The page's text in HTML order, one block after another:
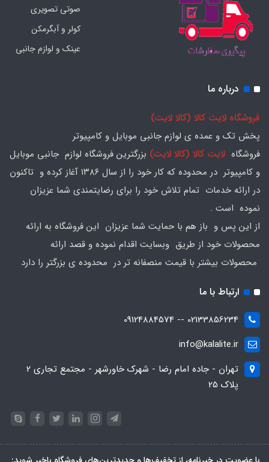
صوتی تصویری
کولر و آبگرمکن
عینک و لوازم جانبی
درباره ما
فروشگاه لایت کالا (کالا لایت)
پخش تک و عمده ی لوازم جانبی موبایل و کامپیوتر
فروشگاه لایت کالا (کالا لایت) بزرگترین فروشگاه لوازم جانبی موبایل
و کامپیوتر در محدوده که کار خود را از سال ۱۳۸۶ آغاز کرده و تاکنون
در ارائه خدمات تمام تلاش خود را برای رضایتمندی شما عزیزان
نموده است .
از این پس و باز هم با حمایت شما عزیزان این فروشگاه به ارائه
محصولات خود از طریق وبسایت اقدام نموده و قصد ارائه
محصولات بیشتر با قیمت منصفانه تر در محدوده ی بزرگتر را دارد
ارتباط با ما
02133856234 -- 09124884574
info@kalalite.ir
تهران - جاده امام رضا - شهرک خاورشهر - مجتمع تجاری 2
پلاک 25